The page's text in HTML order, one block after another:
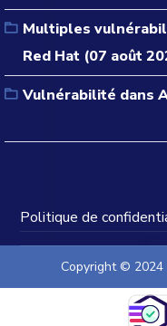
Multiples
Red Hat (07 août
Vulnérabilité dans
Politique de
Copyright © 2024